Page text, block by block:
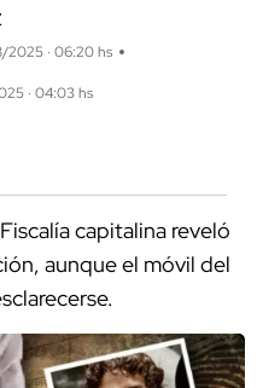
2025 · 06:20 hs
· 04:03 hs
capitalina reveló
aunque el móvil del